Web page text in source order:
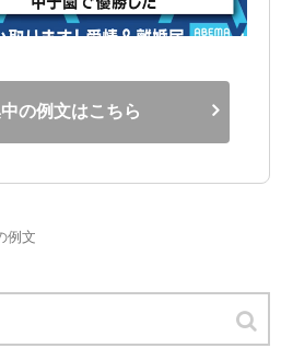
の例文はこちら
例文